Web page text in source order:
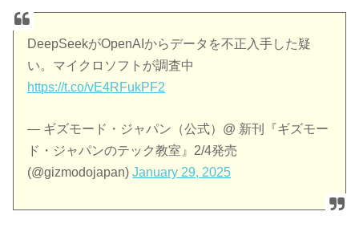
DeepSeekがOpenAIからデータを不正入手した疑
い。マイクロソフトが調査中
https://t.co/vE4RFukPF2
— ギズモード・ジャパン（公式）@ 新刊『ギズモー
ド・ジャパンのテック教室』2/4発売
(@gizmodojapan)January 29, 2025